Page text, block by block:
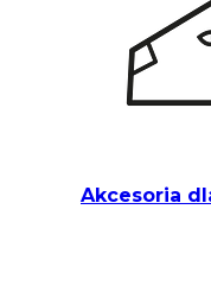
Akcesoria